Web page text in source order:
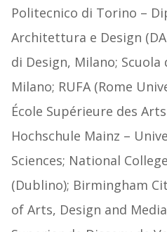
Politecnico di Torino –
Architettura e Design
di Design, Milano;
Milano; RUFA (Rome
École Supérieure des
Hochschule Mainz –
Sciences; National
(Dublino); Birmingham
of Arts, Design and